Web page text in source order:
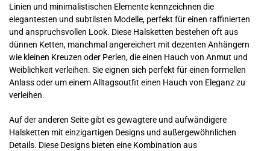
Linien und minimalistischen Elemente kennzeichnen die
elegantesten und subtilsten Modelle, perfekt für einen raffinierten
und anspruchsvollen Look. Diese Halsketten bestehen oft aus
dünnen Ketten, manchmal angereichert mit dezenten Anhängern
wie kleinen Kreuzen oder Perlen, die einen Hauch von Anmut und
Weiblichkeit verleihen. Sie eignen sich perfekt für einen formellen
Anlass oder um einem Alltagsoutfit einen Hauch von Eleganz zu
verleihen.
Auf der anderen Seite gibt es gewagtere und aufwändigere
Halsketten mit einzigartigen Designs und außergewöhnlichen
Details. Diese Designs bieten eine Kombination aus